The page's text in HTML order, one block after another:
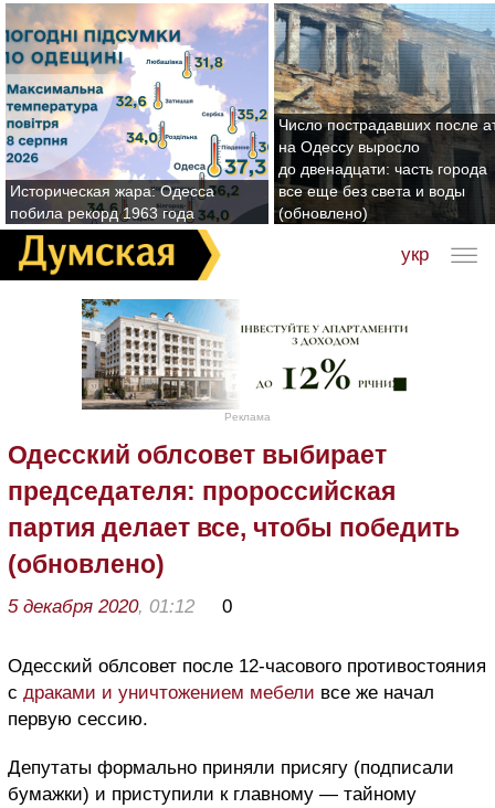
Историческая жара: Одесса
побила рекорд 1963 года
Число пострадавших после
на Одессу выросло
до двенадцати: часть города
все еще без света и воды
(обновлено)
укр
Реклама
Одесский облсовет выбирает
председателя: пророссийская
партия делает все, чтобы победить
(обновлено)
5 декабря 2020, 01:12 0
Одесский облсовет после 12-часового противостояния
с драками и уничтожением мебели все же начал
первую сессию.
Депутаты формально приняли присягу (подписали
бумажки) и приступили к главному — тайному